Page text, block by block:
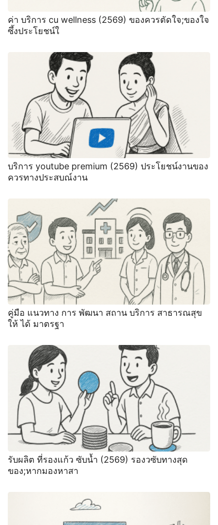
ค่า บริการ cu wellness (2569) ของควรตัดใจ;ของใจ
ซึ้งประโยชน์ใ
บริการ youtube premium (2569) ประโยชน์งานของ
ควรทางประสบณ์งาน
คู่มือ แนวทาง การ พัฒนา สถาน บริการ สาธารณสุข
ให้ ได้ มาตรฐา
รับผลิต ที่รองแก้ว ซับน้ำ (2569) รองวซับทางสุด
ของ;หากมองหาสา